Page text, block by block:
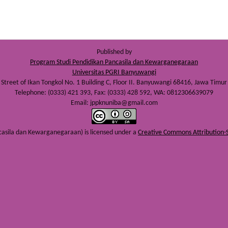
Published by
Program Studi Pendidikan Pancasila dan Kewarganegaraan
Universitas PGRI Banyuwangi
Street of Ikan Tongkol No. 1 Building C, Floor II. Banyuwangi 68416, Jawa Timur
Telephone: (0333) 421 393, Fax: (0333) 428 592, WA: 0812306639079
Email: jppknuniba@gmail.com
dan Kewarganegaraan) is licensed under a Creative Commons